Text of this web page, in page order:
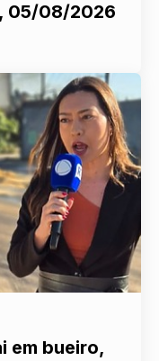
05/08/2026
em bueiro,